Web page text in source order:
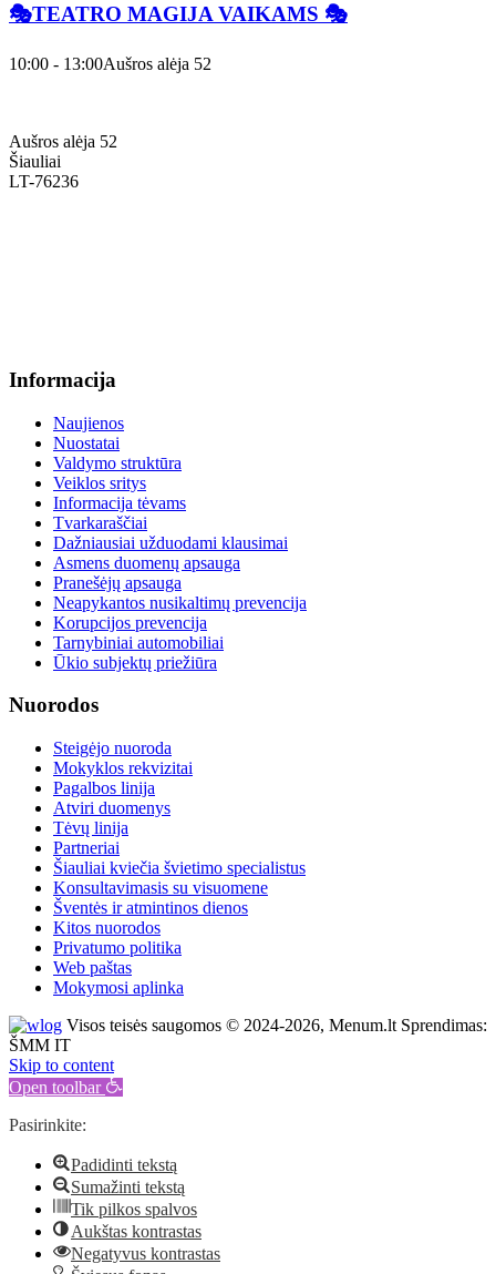
🎭TEATRO MAGIJA VAIKAMS 🎭
10:00 - 13:00Aušros alėja 52
Aušros alėja 52
Šiauliai
LT-76236
Informacija
Naujienos
Nuostatai
Valdymo struktūra
Veiklos sritys
Informacija tėvams
Tvarkaraščiai
Dažniausiai užduodami klausimai
Asmens duomenų apsauga
Pranešėjų apsauga
Neapykantos nusikaltimų prevencija
Korupcijos prevencija
Tarnybiniai automobiliai
Ūkio subjektų priežiūra
Nuorodos
Steigėjo nuoroda
Mokyklos rekvizitai
Pagalbos linija
Atviri duomenys
Tėvų linija
Partneriai
Šiauliai kviečia švietimo specialistus
Konsultavimasis su visuomene
Šventės ir atmintinos dienos
Kitos nuorodos
Privatumo politika
Web paštas
Mokymosi aplinka
Visos teisės saugomos © 2024-2026, Menum.lt Sprendimas:
ŠMM IT
Skip to content
Open toolbar
Pasirinkite:
Padidinti tekstą
Sumažinti tekstą
Tik pilkos spalvos
Aukštas kontrastas
Negatyvus kontrastas